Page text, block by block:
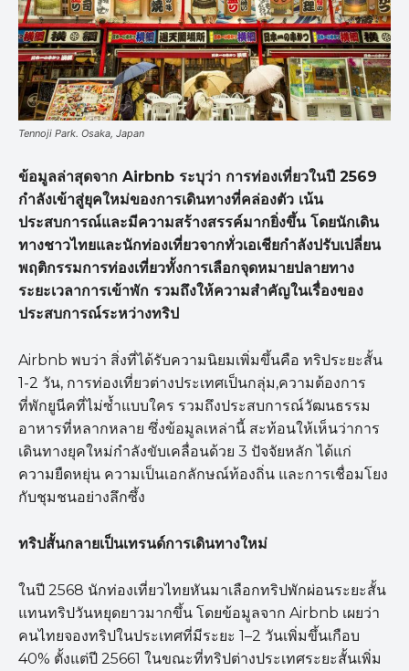
Tennoji Park. Osaka, Japan
ข้อมูลล่าสุดจาก Airbnb ระบุว่า การท่องเที่ยวในปี 2569
กำลังเข้าสู่ยุคใหม่ของการเดินทางที่คล่องตัว เน้น
ประสบการณ์และมีความสร้างสรรค์มากยิ่งขึ้น โดยนักเดิน
ทางชาวไทยและนักท่องเที่ยวจากทั่วเอเชียกำลังปรับเปลี่ยน
พฤติกรรมการท่องเที่ยวทั้งการเลือกจุดหมายปลายทาง
ระยะเวลาการเข้าพัก รวมถึงให้ความสำคัญในเรื่องของ
ประสบการณ์ระหว่างทริป
Airbnb พบว่า สิ่งที่ได้รับความนิยมเพิ่มขึ้นคือ ทริประยะสั้น
1-2 วัน, การท่องเที่ยวต่างประเทศเป็นกลุ่ม,ความต้องการ
ที่พักยูนีคที่ไม่ซ้ำแบบใคร รวมถึงประสบการณ์วัฒนธรรม
อาหารที่หลากหลาย ซึ่งข้อมูลเหล่านี้ สะท้อนให้เห็นว่าการ
เดินทางยุคใหม่กำลังขับเคลื่อนด้วย 3 ปัจจัยหลัก ได้แก่
ความยืดหยุ่น ความเป็นเอกลักษณ์ท้องถิ่น และการเชื่อมโยง
กับชุมชนอย่างลึกซึ้ง
ทริปสั้นกลายเป็นเทรนด์การเดินทางใหม่
ในปี 2568 นักท่องเที่ยวไทยหันมาเลือกทริปพักผ่อนระยะสั้น
แทนทริปวันหยุดยาวมากขึ้น โดยข้อมูลจาก Airbnb เผยว่า
คนไทยจองทริปในประเทศที่มีระยะ 1–2 วันเพิ่มขึ้นเกือบ
40% ตั้งแต่ปี 25661 ในขณะที่ทริปต่างประเทศระยะสั้นเพิ่ม